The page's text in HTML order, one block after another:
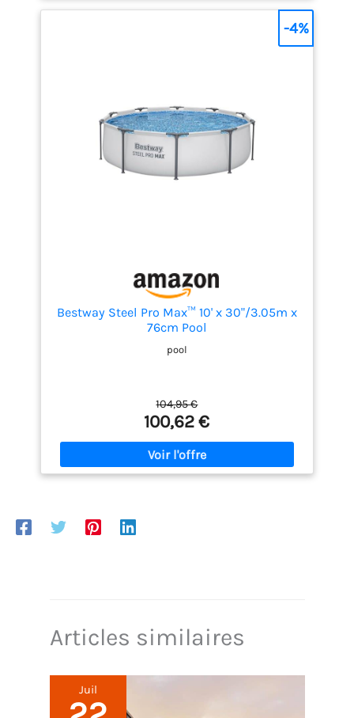
hauteur de 76 cm et une capacité de 6125 litres à 90
%, cette piscine tubulaire ronde offre un bel espace
Toys offre 2 ans de garantie légale UE; pièces
détachées et accessoires compatibles disponibles.
Bestway Steel Pro Max™ 10' x 30"/3.05m x
76cm Pool
pool
104,95 €
100,62 €
-4%
Articles similaires
Juil